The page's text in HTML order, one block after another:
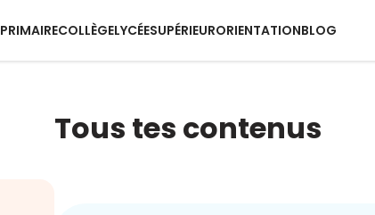
PRIMAIRECOLLÈGELYCÉESUPÉRIEURORIENTATIONBLOG
Tous tes contenus